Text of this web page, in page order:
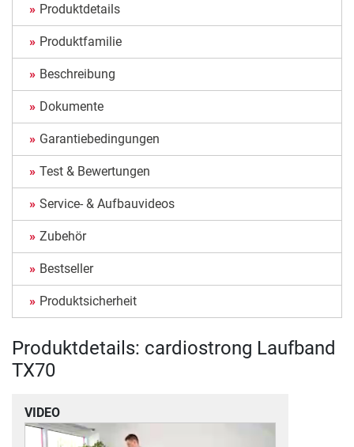
Produktdetails
Produktfamilie
Beschreibung
Dokumente
Garantiebedingungen
Test & Bewertungen
Service- & Aufbauvideos
Zubehör
Bestseller
Produktsicherheit
Produktdetails: cardiostrong Laufband
TX70
VIDEO